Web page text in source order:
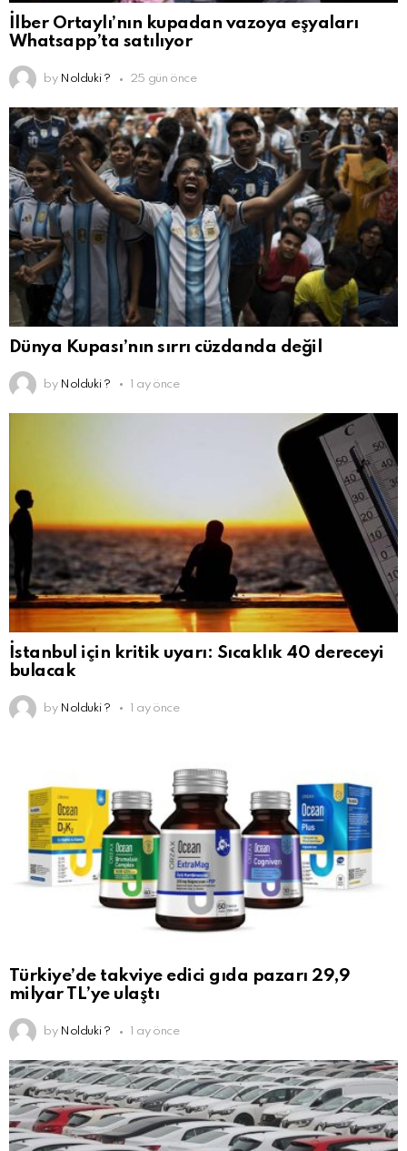
İlber Ortaylı’nın kupadan vazoya eşyaları
Whatsapp’ta satılıyor
by Nolduki ? 25 gün önce
Dünya Kupası’nın sırrı cüzdanda değil
by Nolduki ? 1 ay önce
İstanbul için kritik uyarı: Sıcaklık 40 dereceyi
bulacak
by Nolduki ? 1 ay önce
Türkiye’de takviye edici gıda pazarı 29,9
milyar TL’ye ulaştı
by Nolduki ? 1 ay önce